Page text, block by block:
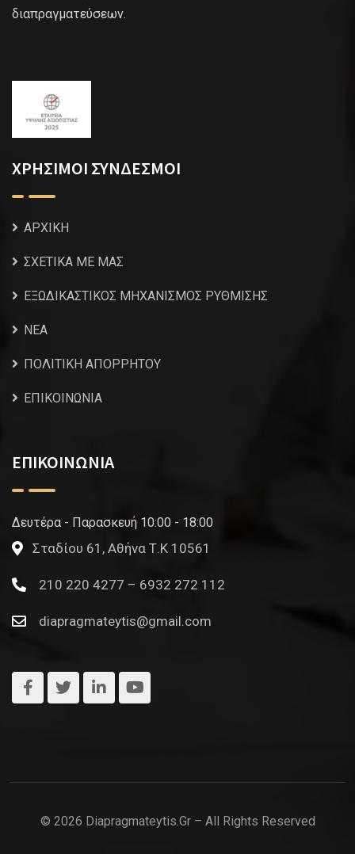
διαπραγματεύσεων.
ΧΡΗΣΙΜΟΙ ΣΥΝΔΕΣΜΟΙ
ΑΡΧΙΚΗ
ΣΧΕΤΙΚΑ ΜΕ ΜΑΣ
ΕΞΩΔΙΚΑΣΤΙΚΟΣ ΜΗΧΑΝΙΣΜΟΣ ΡΥΘΜΙΣΗΣ
NEA
ΠΟΛΙΤΙΚΗ ΑΠΟΡΡΗΤΟΥ
ΕΠΙΚΟΙΝΩΝΙΑ
ΕΠΙΚΟΙΝΩΝΙΑ
Δευτέρα - Παρασκευή 10:00 - 18:00
Σταδίου 61, Αθήνα Τ.Κ 10561
210 220 4277 – 6932 272 112
diapragmateytis@gmail.com
© 2026 Diapragmateytis.gr – All Rights Reserved